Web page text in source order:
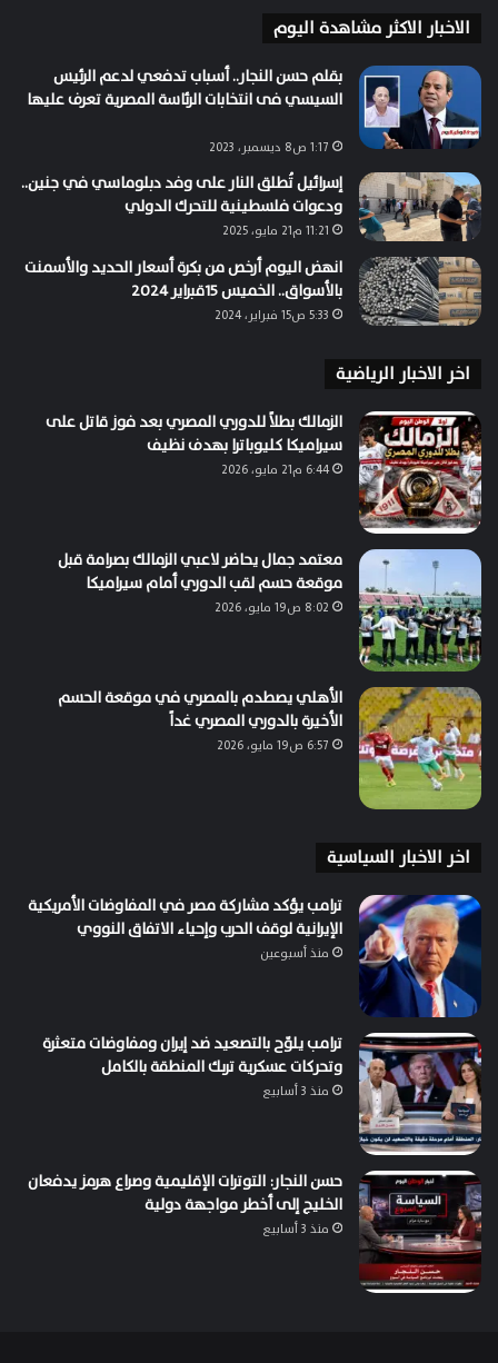
الاخبار الاكثر مشاهدة اليوم
بقلم حسن النجار.. أسباب تدفعي لدعم الرئيس
السيسي فى انتخابات الرئاسة المصرية تعرف عليها
1:17 ص8 ديسمبر، 2023
إسرائيل تُطلق النار على وفد دبلوماسي في جنين..
ودعوات فلسطينية للتحرك الدولي
11:21 م21 مايو، 2025
انهض اليوم أرخص من بكرة أسعار الحديد والأسمنت
بالأسواق.. الخميس 15قبراير 2024
5:33 ص15 فبراير، 2024
اخر الاخبار الرياضية
الزمالك بطلاً للدوري المصري بعد فوز قاتل على
سيراميكا كليوباترا بهدف نظيف
6:44 م21 مايو، 2026
معتمد جمال يحاضر لاعبي الزمالك بصرامة قبل
موقعة حسم لقب الدوري أمام سيراميكا
8:02 ص19 مايو، 2026
الأهلي يصطدم بالمصري في موقعة الحسم
الأخيرة بالدوري المصري غداً
6:57 ص19 مايو، 2026
اخر الاخبار السياسية
ترامب يؤكد مشاركة مصر في المفاوضات الأمريكية
الإيرانية لوقف الحرب وإحياء الاتفاق النووي
منذ أسبوعين
ترامب يلوّح بالتصعيد ضد إيران ومفاوضات متعثرة
وتحركات عسكرية تربك المنطقة بالكامل
منذ 3 أسابيع
حسن النجار: التوترات الإقليمية وصراع هرمز يدفعان
الخليج إلى أخطر مواجهة دولية
منذ 3 أسابيع